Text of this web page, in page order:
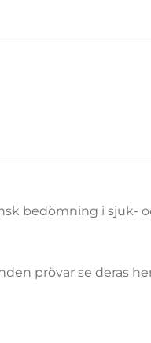
bedömning i sjuk-
prövar se deras